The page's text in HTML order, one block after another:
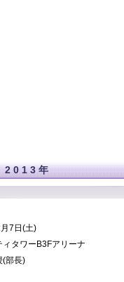
2013年
7日(土)
ィタワーB3Fアリーナ
部長)